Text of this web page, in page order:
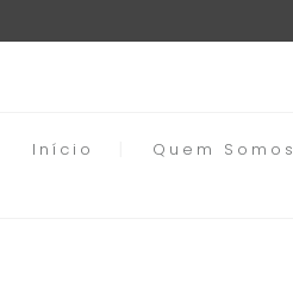
Início Quem Somos